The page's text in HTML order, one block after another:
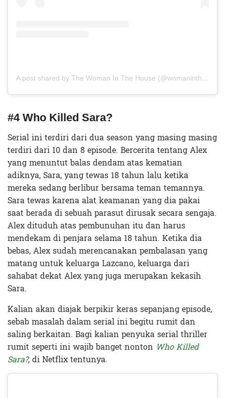
A post shared by The Woman In The House (@womaninthehousenetflix)
#4 Who Killed Sara?
Serial ini terdiri dari dua season yang masing masing
terdiri dari 10 dan 8 episode. Bercerita tentang Alex
yang menuntut balas dendam atas kematian
adiknya, Sara, yang tewas 18 tahun lalu ketika
mereka sedang berlibur bersama teman temannya.
Sara tewas karena alat keamanan yang dia pakai
saat berada di sebuah parasut dirusak secara sengaja.
Alex dituduh atas pembunuhan itu dan harus
mendekam di penjara selama 18 tahun. Ketika dia
bebas, Alex sudah merencanakan pembalasan yang
matang untuk keluarga Lazcano, keluarga dari
sahabat dekat Alex yang juga merupakan kekasih
Sara.
Kalian akan diajak berpikir keras sepanjang episode,
sebab masalah dalam serial ini begitu rumit dan
saling berkaitan. Bagi kalian penyuka serial thriller
rumit seperti ini wajib banget nonton Who Killed
Sara?, di Netflix tentunya.